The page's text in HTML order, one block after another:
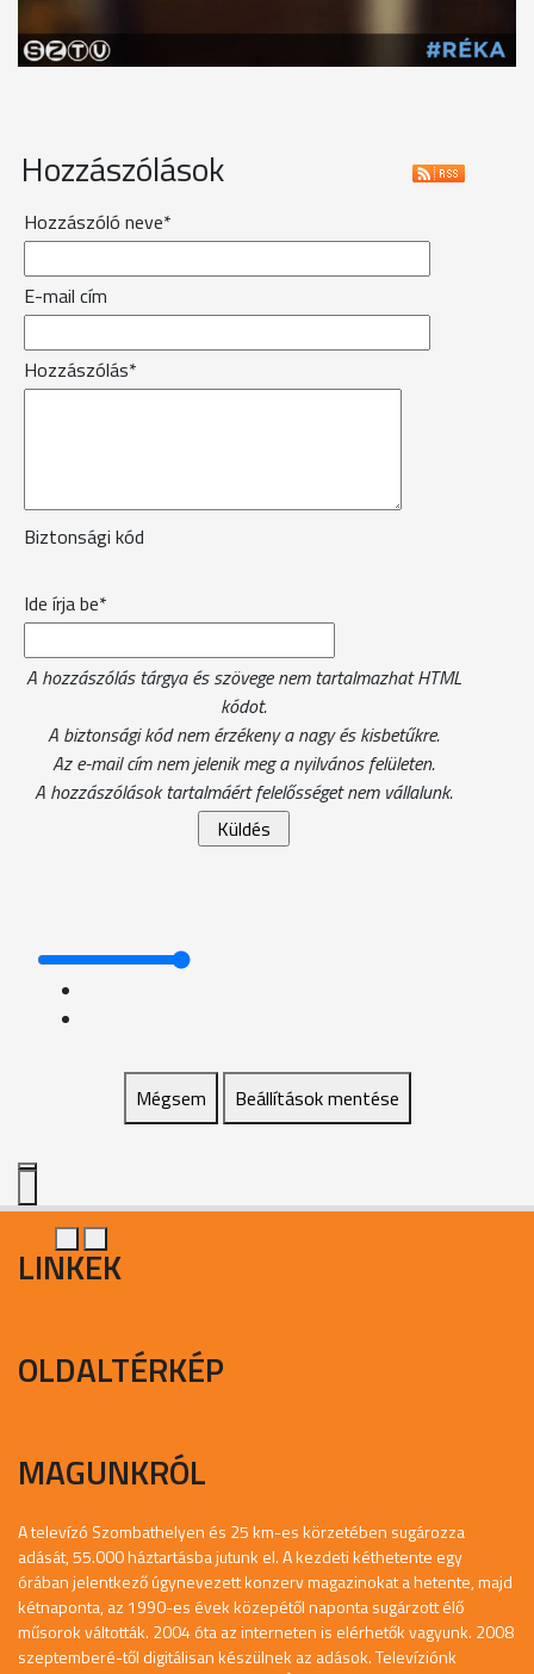
Hozzászólások
Hozzászóló neve*
E-mail cím
Hozzászólás*
Biztonsági kód
Ide írja be*
A hozzászólás tárgya és szövege nem tartalmazhat HTML
kódot.
A biztonsági kód nem érzékeny a nagy és kisbetűkre.
Az e-mail cím nem jelenik meg a nyilvános felületen.
A hozzászólások tartalmáért felelősséget nem vállalunk.
Mégsem Beállítások mentése
LINKEK
OLDALTÉRKÉP
MAGUNKRÓL
A televízó Szombathelyen és 25 km-es körzetében sugározza
adását, 55.000 háztartásba jutunk el. A kezdeti kéthetente egy
órában jelentkező úgynevezett konzerv magazinokat a hetente, majd
kétnaponta, az 1990-es évek közepétől naponta sugárzott élő
műsorok váltották. 2004 óta az interneten is elérhetők vagyunk. 2008
szeptemberé-től digitálisan készülnek az adások. Televíziónk